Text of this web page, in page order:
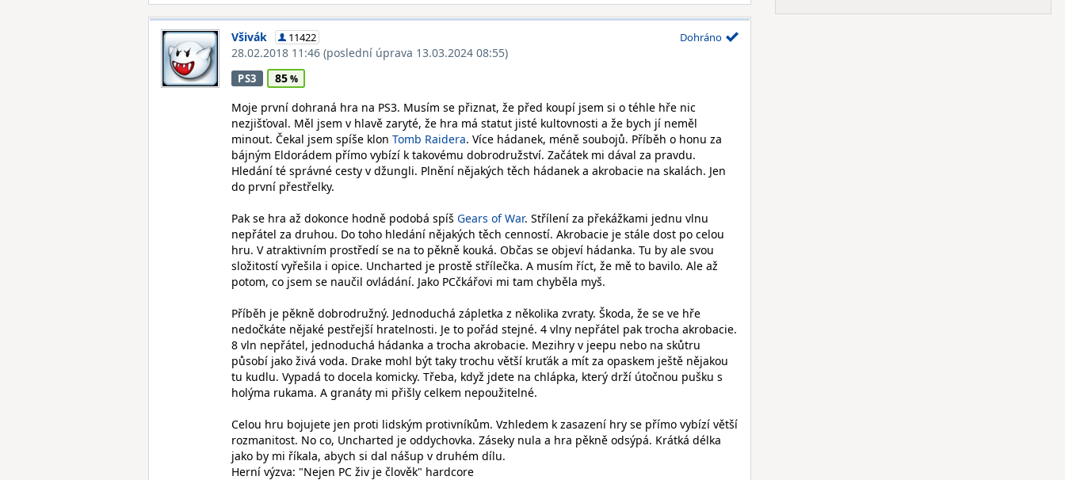
Všivák 11422
28.02.2018 11:46 (poslední úprava 13.03.2024 08:55)
Dohráno
PS3
85
Moje první dohraná hra na PS3. Musím se přiznat, že před koupí jsem si o téhle hře nic
nezjišťoval. Měl jsem v hlavě zaryté, že hra má statut jisté kultovnosti a že bych jí neměl
minout. Čekal jsem spíše klon Tomb Raidera. Více hádanek, méně soubojů. Příběh o honu za
bájným Eldorádem přímo vybízí k takovému dobrodružství. Začátek mi dával za pravdu.
Hledání té správné cesty v džungli. Plnění nějakých těch hádanek a akrobacie na skalách. Jen
do první přestřelky.
Pak se hra až dokonce hodně podobá spíš Gears of War. Střílení za překážkami jednu vlnu
nepřátel za druhou. Do toho hledání nějakých těch cenností. Akrobacie je stále dost po celou
hru. V atraktivním prostředí se na to pěkně kouká. Občas se objeví hádanka. Tu by ale svou
složitostí vyřešila i opice. Uncharted je prostě střílečka. A musím říct, že mě to bavilo. Ale až
potom, co jsem se naučil ovládání. Jako PCčkářovi mi tam chyběla myš.
Příběh je pěkně dobrodružný. Jednoduchá zápletka z několika zvraty. Škoda, že se ve hře
nedočkáte nějaké pestřejší hratelnosti. Je to pořád stejné. 4 vlny nepřátel pak trocha akrobacie.
8 vln nepřátel, jednoduchá hádanka a trocha akrobacie. Mezihry v jeepu nebo na skůtru
působí jako živá voda. Drake mohl být taky trochu větší kruťák a mít za opaskem ještě nějakou
tu kudlu. Vypadá to docela komicky. Třeba, když jdete na chlápka, který drží útočnou pušku s
holýma rukama. A granáty mi přišly celkem nepoužitelné.
Celou hru bojujete jen proti lidským protivníkům. Vzhledem k zasazení hry se přímo vybízí větší
rozmanitost. No co, Uncharted je oddychovka. Záseky nula a hra pěkně odsýpá. Krátká délka
jako by mi říkala, abych si dal nášup v druhém dílu.
Herní výzva: "Nejen PC živ je člověk" hardcore